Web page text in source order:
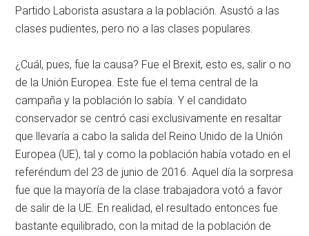
Partido Laborista asustara a la población. Asustó a las
clases pudientes, pero no a las clases populares.
¿Cuál, pues, fue la causa? Fue el Brexit, esto es, salir o no
de la Unión Europea. Este fue el tema central de la
campaña y la población lo sabía. Y el candidato
conservador se centró casi exclusivamente en resaltar
que llevaría a cabo la salida del Reino Unido de la Unión
Europea (UE), tal y como la población había votado en el
referéndum del 23 de junio de 2016. Aquel día la sorpresa
fue que la mayoría de la clase trabajadora votó a favor
de salir de la UE. En realidad, el resultado entonces fue
bastante equilibrado, con la mitad de la población de